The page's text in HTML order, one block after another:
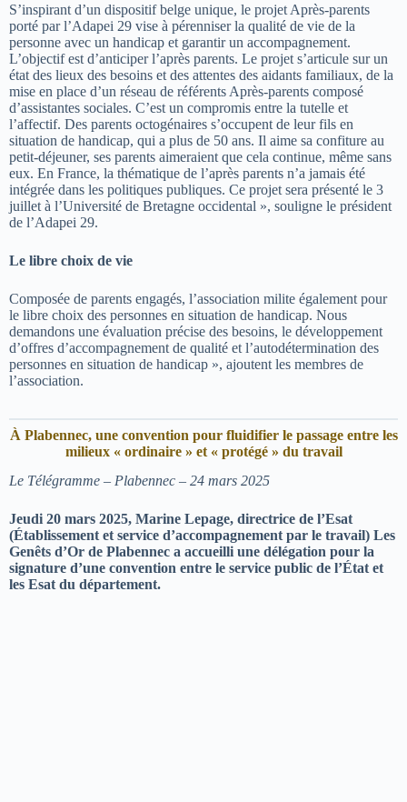
S’inspirant d’un dispositif belge unique, le projet Après-parents
porté par l’Adapei 29 vise à pérenniser la qualité de vie de la
personne avec un handicap et garantir un accompagnement.
L’objectif est d’anticiper l’après parents. Le projet s’articule sur un
état des lieux des besoins et des attentes des aidants familiaux, de la
mise en place d’un réseau de référents Après-parents composé
d’assistantes sociales. C’est un compromis entre la tutelle et
l’affectif. Des parents octogénaires s’occupent de leur fils en
situation de handicap, qui a plus de 50 ans. Il aime sa confiture au
petit-déjeuner, ses parents aimeraient que cela continue, même sans
eux. En France, la thématique de l’après parents n’a jamais été
intégrée dans les politiques publiques. Ce projet sera présenté le 3
juillet à l’Université de Bretagne occidental », souligne le président
de l’Adapei 29.
Le libre choix de vie
Composée de parents engagés, l’association milite également pour
le libre choix des personnes en situation de handicap. Nous
demandons une évaluation précise des besoins, le développement
d’offres d’accompagnement de qualité et l’autodétermination des
personnes en situation de handicap », ajoutent les membres de
l’association.
À Plabennec, une convention pour fluidifier le passage entre les
milieux « ordinaire » et « protégé » du travail
Le Télégramme – Plabennec – 24 mars 2025
Jeudi 20 mars 2025, Marine Lepage, directrice de l’Esat
(Établissement et service d’accompagnement par le travail) Les
Genêts d’Or de Plabennec a accueilli une délégation pour la
signature d’une convention entre le service public de l’État et
les Esat du département.